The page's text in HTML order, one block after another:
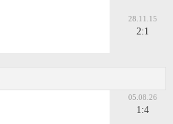
28.11.15
2:1
05.08.26
1:4